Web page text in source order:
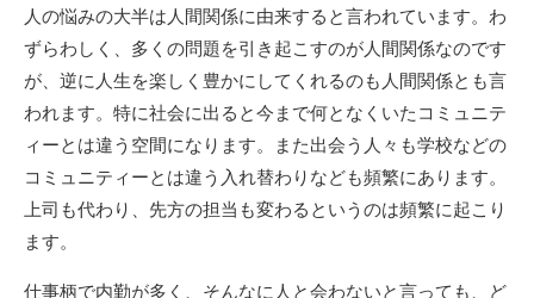
人の悩みの大半は人間関係に由来すると言われています。わ
ずらわしく、多くの問題を引き起こすのが人間関係なのです
が、逆に人生を楽しく豊かにしてくれるのも人間関係とも言
われます。特に社会に出ると今まで何となくいたコミュニテ
ィーとは違う空間になります。また出会う人々も学校などの
コミュニティーとは違う入れ替わりなども頻繁にあります。
上司も代わり、先方の担当も変わるというのは頻繁に起こり
ます。
仕事柄で内勤が多く、そんなに人と会わないと言っても、ど